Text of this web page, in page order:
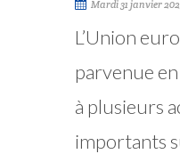
Mardi 31 janvier
L’Union
parvenue
à plusieurs
importants